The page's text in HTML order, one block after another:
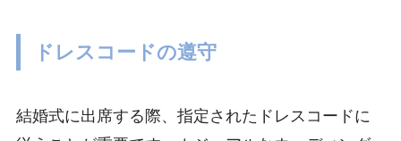
ドレスコードの遵守
結婚式に出席する際、指定されたドレスコードに